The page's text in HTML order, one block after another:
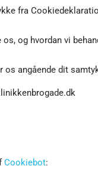
fra
og hvordan vi
os angående dit
Cookiebot: